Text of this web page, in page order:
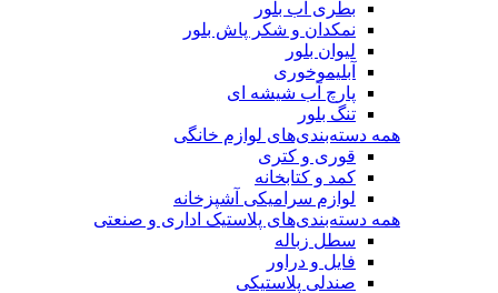
بطری آب بلور
نمکدان و شکر پاش بلور
لیوان بلور
آبلیموخوری
پارچ آب شیشه ای
تنگ بلور
همه دسته‌بندی‌های لوازم خانگی
قوری و کتری
کمد و کتابخانه
لوازم سرامیکی آشپزخانه
همه دسته‌بندی‌های پلاستیک اداری و صنعتی
سطل زباله
فایل و دراور
صندلی پلاستیکی